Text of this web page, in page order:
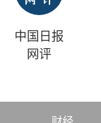
中国日报
网评